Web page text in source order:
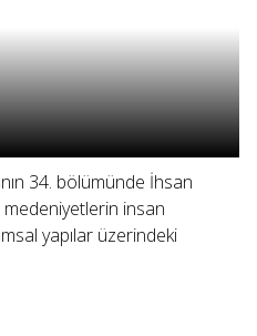
34. bölümünde İhsan
medeniyetlerin insan
yapılar üzerindeki